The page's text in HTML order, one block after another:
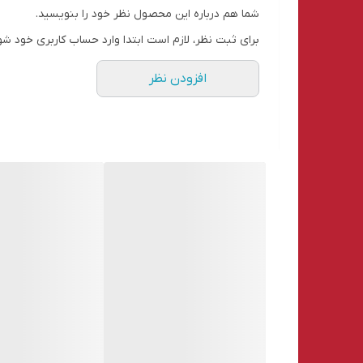
شما هم درباره این محصول نظر خود را بنویسید.
برای ثبت نظر، لازم است ابتدا وارد حساب کاربری خود
افزودن نظر